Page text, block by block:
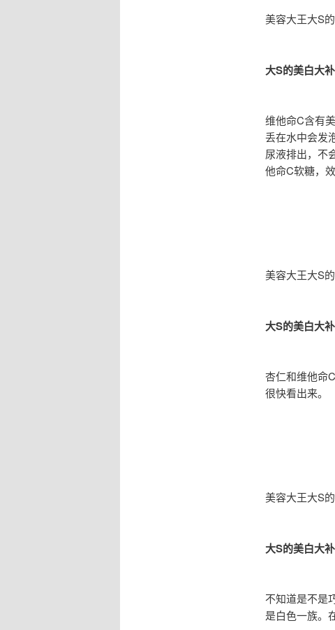
美容大王大S
大S的美白大
维他命C含有
丢在水中会发
尿液排出，不
他命C软糖，
美容大王大S
大S的美白大
杏仁和维他命
很快看出来。
美容大王大S
大S的美白大
不知道是不是
是白色一族。